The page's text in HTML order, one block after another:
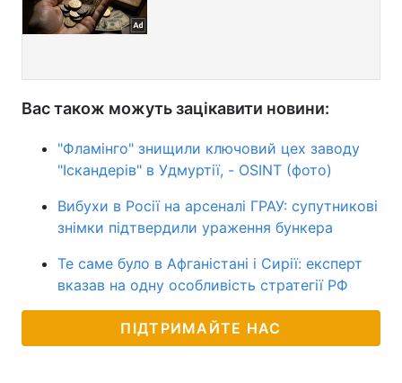
Вас також можуть зацікавити новини:
"Фламінго" знищили ключовий цех заводу
"Іскандерів" в Удмуртії, - OSINT (фото)
Вибухи в Росії на арсеналі ГРАУ: супутникові
знімки підтвердили ураження бункера
Те саме було в Афганістані і Сирії: експерт
вказав на одну особливість стратегії РФ
ПІДТРИМАЙТЕ НАС